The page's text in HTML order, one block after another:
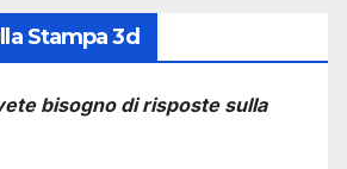
Stampa 3d
bisogno di risposte sulla